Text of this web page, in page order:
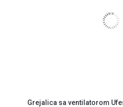
Grejalica sa ventilatorom